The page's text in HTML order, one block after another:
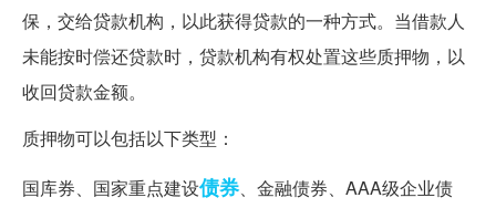
保，交给贷款机构，以此获得贷款的一种方式。当借款人
未能按时偿还贷款时，贷款机构有权处置这些质押物，以
收回贷款金额。
质押物可以包括以下类型：
国库券、国家重点建设债券、金融债券、AAA级企业债